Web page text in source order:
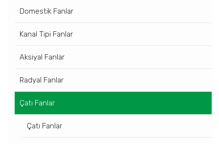
Domestik Fanlar
Kanal Tipi Fanlar
Aksiyal Fanlar
Radyal Fanlar
Çatı Fanlar
Çatı Fanlar